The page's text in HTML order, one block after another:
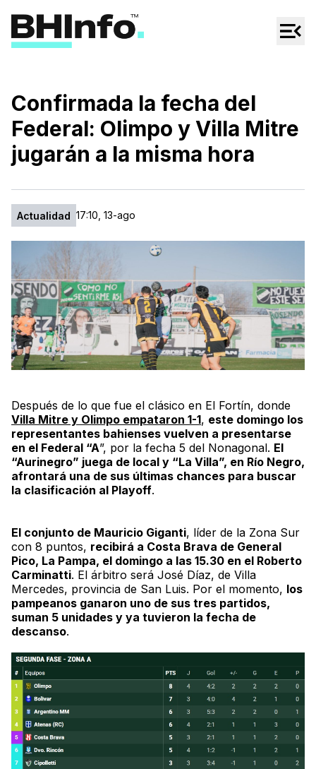
Regionales
Espectáculos
Tecno
Confirmada la fecha del
Federal: Olimpo y Villa Mitre
jugarán a la misma hora
Actualidad 17:10, 13-ago
Después de lo que fue el clásico en El Fortín, donde
Villa Mitre y Olimpo empataron 1-1, este domingo los
representantes bahienses vuelven a presentarse
en el Federal “A”, por la fecha 5 del Nonagonal. El
“Aurinegro” juega de local y “La Villa”, en Río Negro,
afrontará una de sus últimas chances para buscar
la clasificación al Playoff.
El conjunto de Mauricio Giganti, líder de la Zona Sur
con 8 puntos, recibirá a Costa Brava de General
Pico, La Pampa, el domingo a las 15.30 en el Roberto
Carminatti. El árbitro será José Díaz, de Villa
Mercedes, provincia de San Luis. Por el momento, los
pampeanos ganaron uno de sus tres partidos,
suman 5 unidades y ya tuvieron la fecha de
descanso.